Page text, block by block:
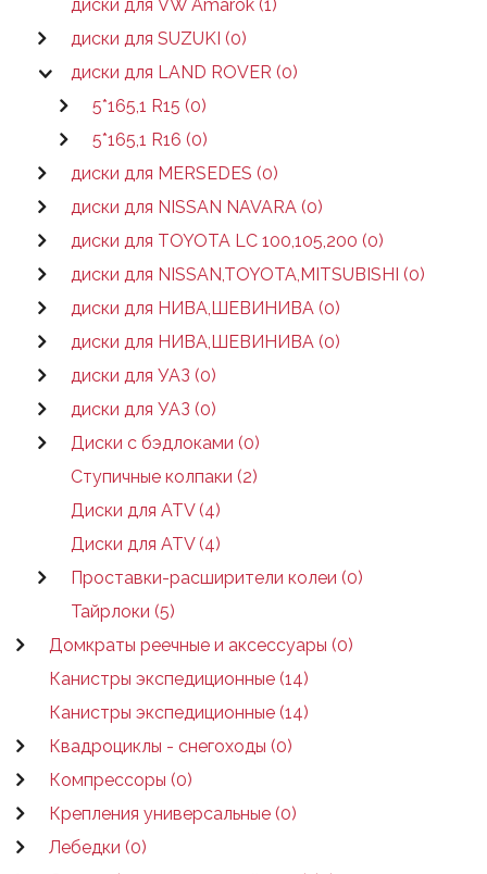
диски для VW Amarok (1)
диски для SUZUKI (0)
диски для LAND ROVER (0)
5*165,1 R15 (0)
5*165,1 R16 (0)
диски для MERSEDES (0)
диски для NISSAN NAVARA (0)
диски для TOYOTA LC 100,105,200 (0)
диски для NISSAN,TOYOTA,MITSUBISHI (0)
диски для НИВА,ШЕВИНИВА (0)
диски для НИВА,ШЕВИНИВА (0)
диски для УАЗ (0)
диски для УАЗ (0)
Диски с бэдлоками (0)
Ступичные колпаки (2)
Диски для ATV (4)
Диски для ATV (4)
Проставки-расширители колеи (0)
Тайрлоки (5)
Домкраты реечные и аксессуары (0)
Канистры экспедиционные (14)
Канистры экспедиционные (14)
Квадроциклы - снегоходы (0)
Компрессоры (0)
Крепления универсальные (0)
Лебедки (0)